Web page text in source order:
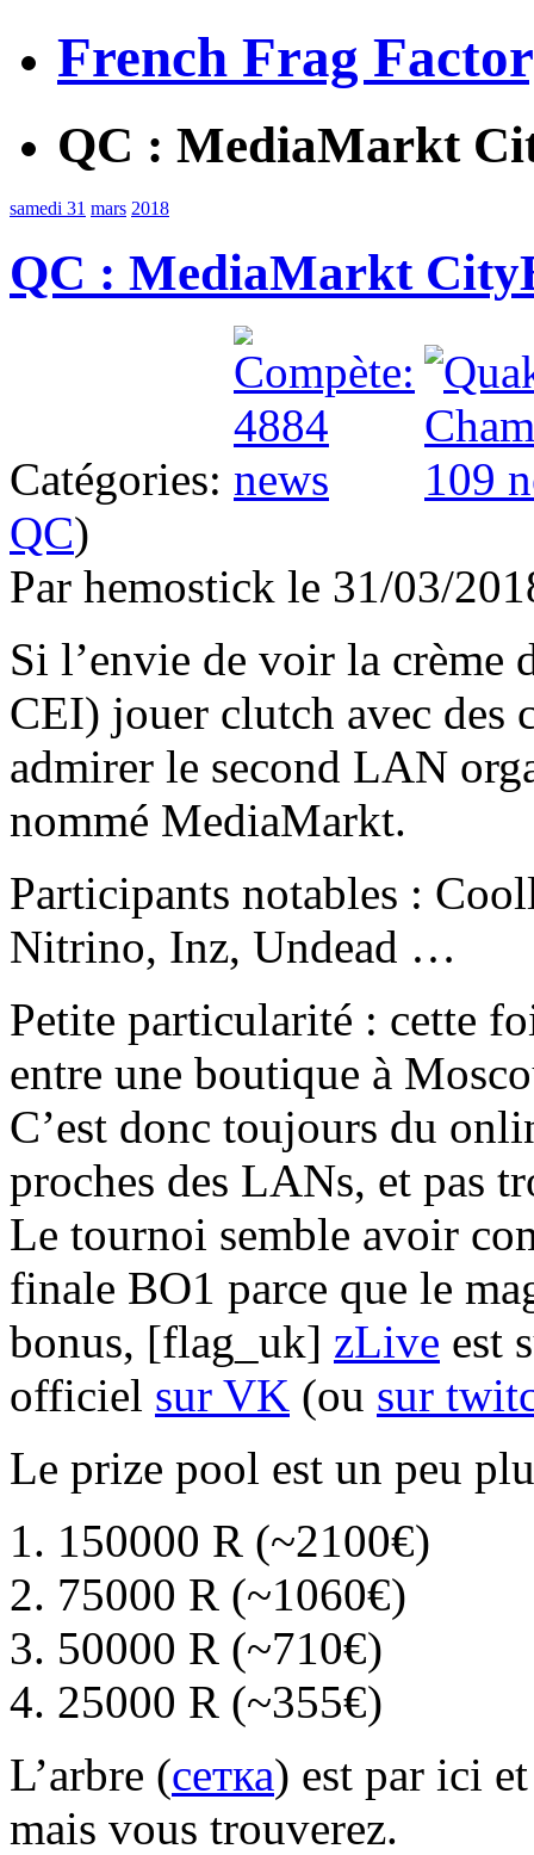
French Frag
QC : MediaMarkt
samedi 31 mars 2018
QC : MediaMarkt
Catégories:
QC)
Par hemostick le 31/03/
Si l’envie de voir la crème
CEI) jouer clutch avec des
admirer le second LAN
nommé MediaMarkt.
Participants notables :
Nitrino, Inz, Undead …
Petite particularité : cette
entre une boutique à
C’est donc toujours du
proches des LANs, et pas
Le tournoi semble avoir
finale BO1 parce que le
bonus, [flag_uk] zLive est
officiel sur VK (ou sur
Le prize pool est un peu
150000 R (~2100€)
75000 R (~1060€)
50000 R (~710€)
25000 R (~355€)
L’arbre (сетка) est par ici
mais vous trouverez.